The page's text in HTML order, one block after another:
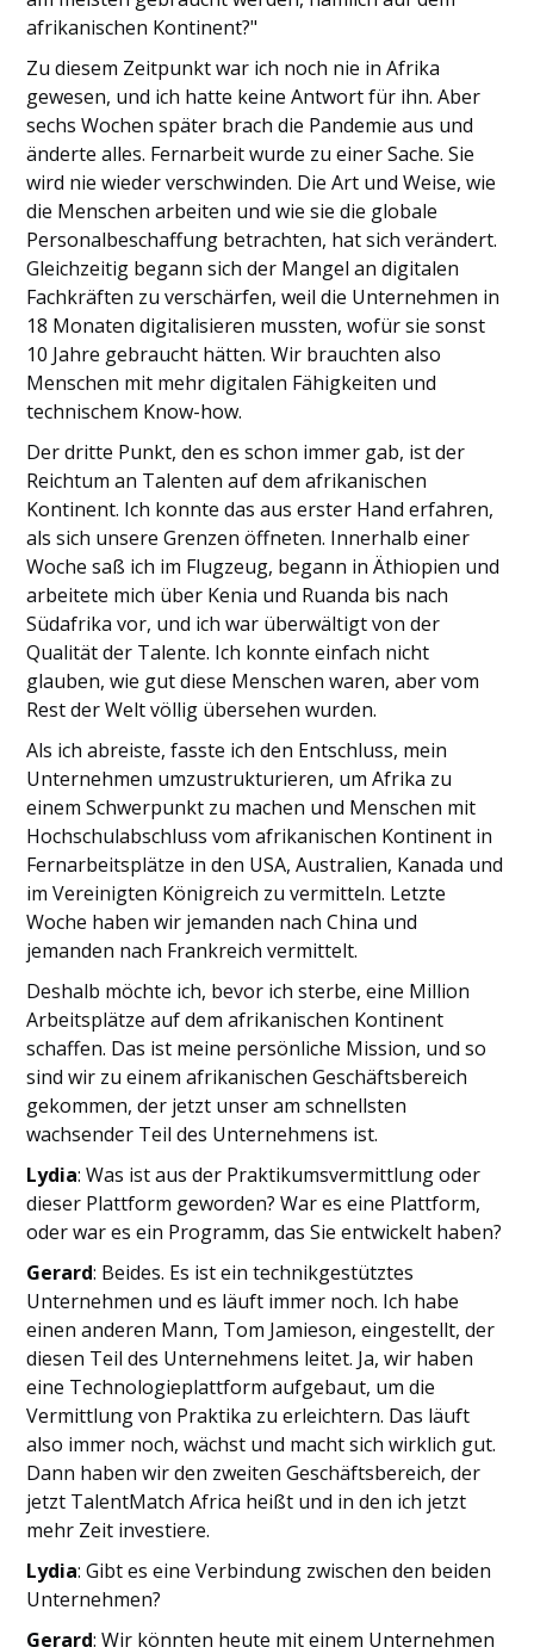
afrikanischen Kontinent?"
Zu diesem Zeitpunkt war ich noch nie in Afrika
gewesen, und ich hatte keine Antwort für ihn. Aber
sechs Wochen später brach die Pandemie aus und
änderte alles. Fernarbeit wurde zu einer Sache. Sie
wird nie wieder verschwinden. Die Art und Weise, wie
die Menschen arbeiten und wie sie die globale
Personalbeschaffung betrachten, hat sich verändert.
Gleichzeitig begann sich der Mangel an digitalen
Fachkräften zu verschärfen, weil die Unternehmen in
18 Monaten digitalisieren mussten, wofür sie sonst
10 Jahre gebraucht hätten. Wir brauchten also
Menschen mit mehr digitalen Fähigkeiten und
technischem Know-how.
Der dritte Punkt, den es schon immer gab, ist der
Reichtum an Talenten auf dem afrikanischen
Kontinent. Ich konnte das aus erster Hand erfahren,
als sich unsere Grenzen öffneten. Innerhalb einer
Woche saß ich im Flugzeug, begann in Äthiopien und
arbeitete mich über Kenia und Ruanda bis nach
Südafrika vor, und ich war überwältigt von der
Qualität der Talente. Ich konnte einfach nicht
glauben, wie gut diese Menschen waren, aber vom
Rest der Welt völlig übersehen wurden.
Als ich abreiste, fasste ich den Entschluss, mein
Unternehmen umzustrukturieren, um Afrika zu
einem Schwerpunkt zu machen und Menschen mit
Hochschulabschluss vom afrikanischen Kontinent in
Fernarbeitsplätze in den USA, Australien, Kanada und
im Vereinigten Königreich zu vermitteln. Letzte
Woche haben wir jemanden nach China und
jemanden nach Frankreich vermittelt.
Deshalb möchte ich, bevor ich sterbe, eine Million
Arbeitsplätze auf dem afrikanischen Kontinent
schaffen. Das ist meine persönliche Mission, und so
sind wir zu einem afrikanischen Geschäftsbereich
gekommen, der jetzt unser am schnellsten
wachsender Teil des Unternehmens ist.
Lydia: Was ist aus der Praktikumsvermittlung oder
dieser Plattform geworden? War es eine Plattform,
oder war es ein Programm, das Sie entwickelt haben?
Gerard: Beides. Es ist ein technikgestütztes
Unternehmen und es läuft immer noch. Ich habe
einen anderen Mann, Tom Jamieson, eingestellt, der
diesen Teil des Unternehmens leitet. Ja, wir haben
eine Technologieplattform aufgebaut, um die
Vermittlung von Praktika zu erleichtern. Das läuft
also immer noch, wächst und macht sich wirklich gut.
Dann haben wir den zweiten Geschäftsbereich, der
jetzt TalentMatch Africa heißt und in den ich jetzt
mehr Zeit investiere.
Lydia: Gibt es eine Verbindung zwischen den beiden
Unternehmen?
Gerard: Wir könnten heute mit einem Unternehmen